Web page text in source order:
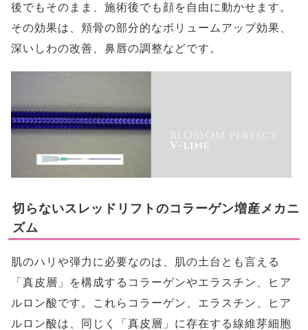
後でもそのまま、施術後でも顔を自由に動かせます。
その効果は、頬骨の部分的なボリュームアップ効果、
深いしわの改善、鼻唇の調整などです。
切らないスレッドリフトのコラーゲン増産メカニ
ズム
肌のハリや弾力に必要なのは、肌の土台とも言える
「真皮層」を構成するコラーゲンやエラスチン、ヒア
ルロン酸です。これらコラーゲン、エラスチン、ヒア
ルロン酸は、同じく「真皮層」に存在する線維芽細胞